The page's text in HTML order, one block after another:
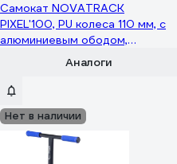
Самокат NOVATRACK
PIXEL'100, PU колеса 110 мм, с
алюминиевым ободом,
жесткость PU 88A
Аналоги
Нет в наличии